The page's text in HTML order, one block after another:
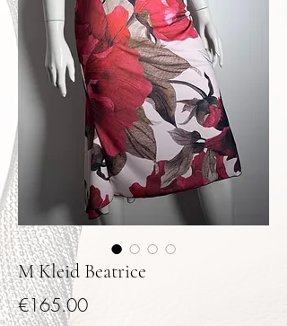
M Kleid Beatrice
€165.00Price